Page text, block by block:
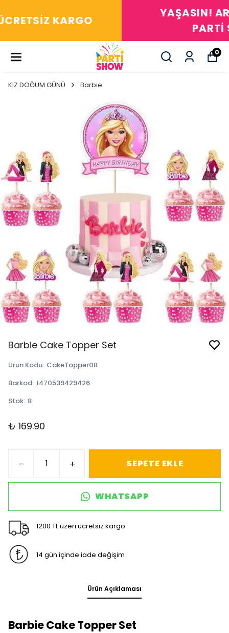
YAŞASIN! ARADIĞIM HERŞEY
PARTİ SHOW'DA
0
KIZ DOĞUM GÜNÜ Barbie
Barbie Cake Topper Set
Ürün Kodu: CakeTopper08
Barkod: 1470539429426
Stok: 8
₺ 169.90
SEPETE EKLE
WHATSAPP
1200 TL üzeri ücretsiz kargo
14 gün içinde iade değişim
Ürün Açıklaması
Barbie Cake Topper Set